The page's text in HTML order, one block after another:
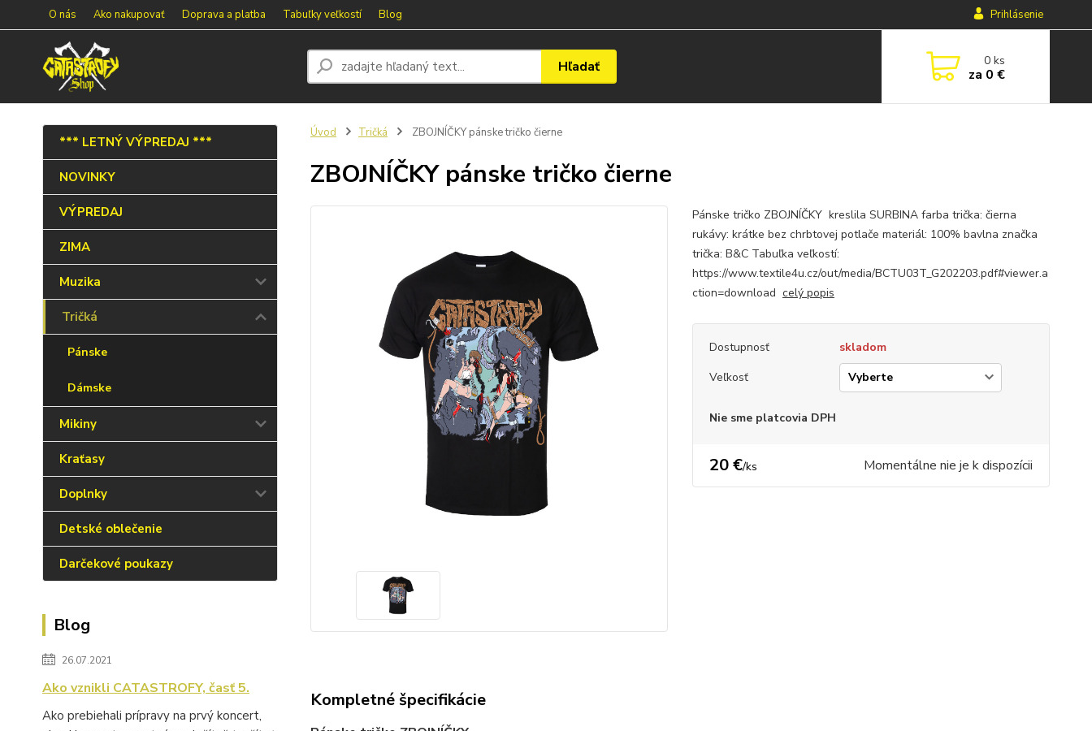
O nás Ako nakupovať Doprava a platba Tabuľky veľkostí Blog Prihlásenie
Hľadať 0ks
za 0 €
*** LETNÝ VÝPREDAJ ***
NOVINKY
VÝPREDAJ
ZIMA
Muzika
Tričká
Pánske
Dámske
Mikiny
Kraťasy
Doplnky
Detské oblečenie
Darčekové poukazy
Blog
26.07.2021
Ako vznikli CATASTROFY, časť 5.
Ako prebiehali prípravy na prvý koncert,
Úvod Tričká ZBOJNÍČKY pánske tričko čierne
ZBOJNÍČKY pánske tričko čierne
Pánske tričko ZBOJNÍČKY kreslila SURBINA farba trička: čierna
rukávy: krátke bez chrbtovej potlače materiál: 100% bavlna značka
trička: B&C Tabuľka veľkostí:
https://www.textile4u.cz/out/media/BCTU03T_G202203.pdf#viewer.a
ction=download celý popis
Dostupnosť
skladom
Veľkosť
Nie sme platcovia DPH
20 €/ks Momentálne nie je k dispozícii
Kompletné špecifikácie